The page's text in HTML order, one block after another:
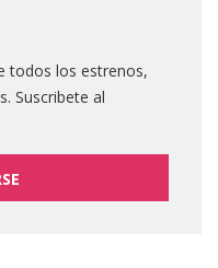
todos los estrenos,
Suscribete al